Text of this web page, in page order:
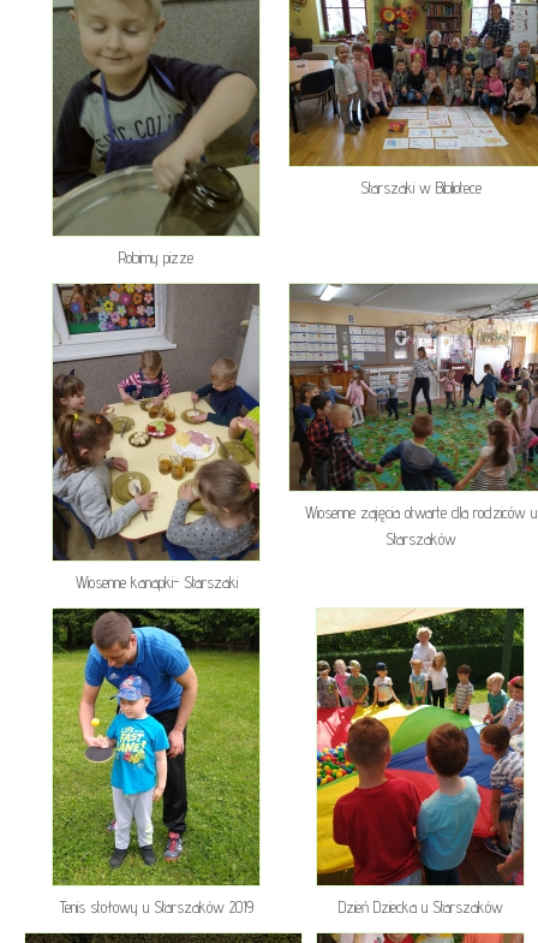
Robimy pizze
Starszaki w Bibliotece
Wiosenne kanapki- Starszaki
Wiosenne zajęcia otwarte dla rodziców u
Starszaków
Tenis stołowy u Starszaków 2019 Dzień Dziecka u Starszaków